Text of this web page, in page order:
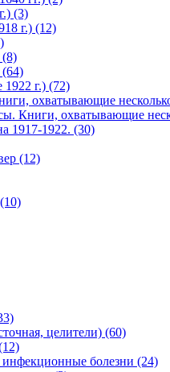
(3)
г.) (12)
(8)
(64)
г.) (72)
охватывающие
Книги, охватывающие
1917-1922. (30)
(12)
целители) (60)
инфекционные болезни (24)